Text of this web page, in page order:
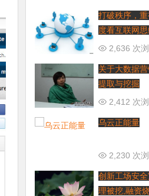
打破秩序，
度看互联网
2,636 次
关于大数据
提取与挖掘
2,412 次
乌云正能量
2,230 次
创新工场安
理被挖,融资